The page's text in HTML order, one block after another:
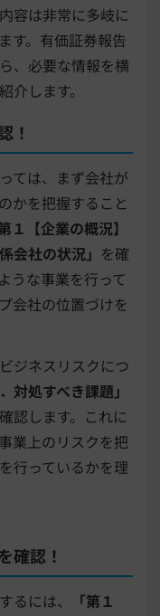
容は非常に多岐に
す。有価証券報告
、必要な情報を横
介します。
！
ては、まず会社が
かを把握すること
第１【企業の概況】
会社の状況」 を確
うな事業を行って
会社の位置づけを
ジネスリスクにつ
対処すべき課題」
認します。これに
業上のリスクを把
行っているかを理
確認！
るには、
「第１